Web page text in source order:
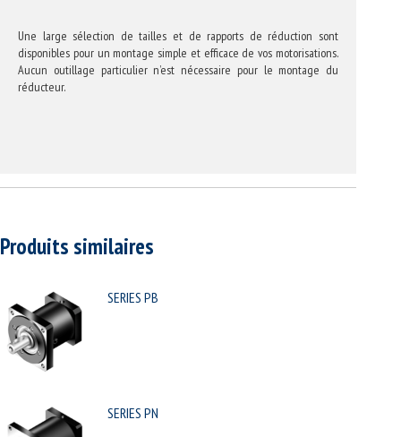
Une large sélection de tailles et de rapports de réduction sont
disponibles pour un montage simple et efficace de vos motorisations.
Aucun outillage particulier n’est nécessaire pour le montage du
réducteur.
Produits similaires
SERIES PB
SERIES PN